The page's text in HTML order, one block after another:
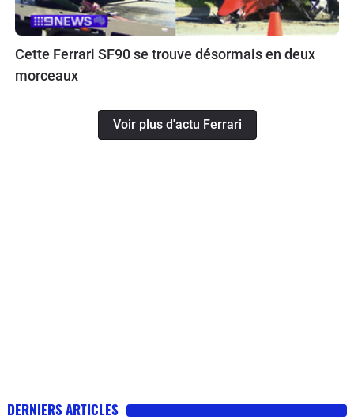
Cette Ferrari SF90 se trouve désormais en deux
morceaux
Voir plus d'actu Ferrari
DERNIERS ARTICLES